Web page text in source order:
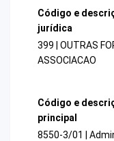
Código e
jurídica
399 | OUTRAS
ASSOCIACAO
Código e
principal
8550-3/01 |